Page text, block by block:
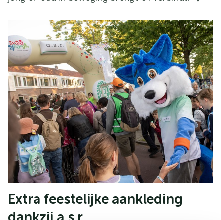
Extra feestelijke aankleding